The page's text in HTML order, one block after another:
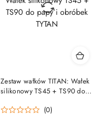
Zestaw wałków TITAN: Wałek
silikonowy TS45 + TS90 do
(0)